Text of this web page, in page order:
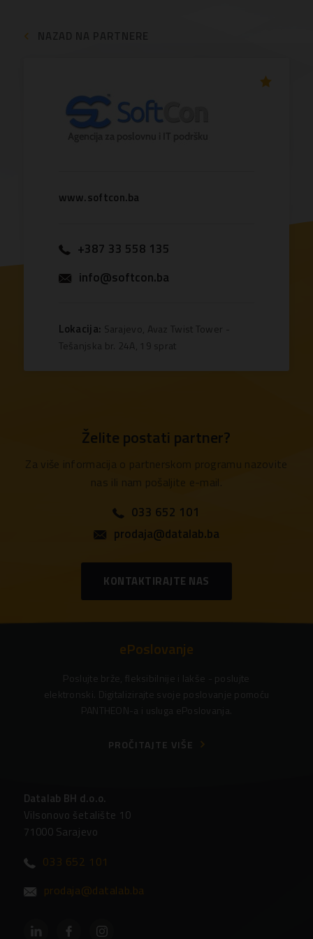
www.softcon.ba
+387 33 558 135
info@softcon.ba
Lokacija: Sarajevo, Avaz Twist Tower -
Tešanjska br. 24A, 19 sprat
Želite postati partner?
Za više informacija o partnerskom programu nazovite
nas ili nam pošaljite e-mail.
033 652 101
prodaja@datalab.ba
KONTAKTIRAJTE NAS
ePoslovanje
Poslujte brže, fleksibilnije i lakše - poslujte
elektronski. Digitalizirajte svoje poslovanje pomoću
PANTHEON-a i usluga ePoslovanja.
PROČITAJTE VIŠE
Datalab BH d.o.o.
Vilsonovo šetalište 10
71000 Sarajevo
033 652 101
prodaja@datalab.ba